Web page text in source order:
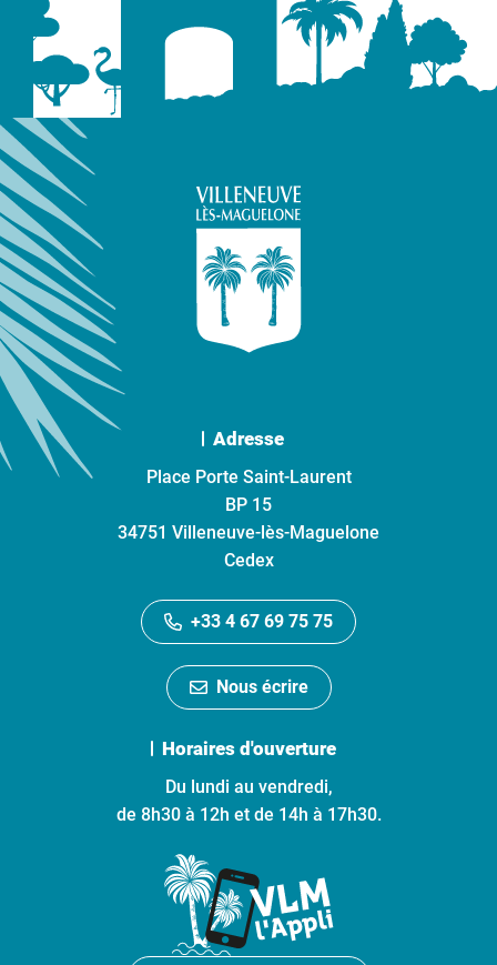
Adresse
Place Porte Saint-Laurent
BP 15
34751 Villeneuve-lès-Maguelone
Cedex
+33 4 67 69 75 75
Nous écrire
Horaires d'ouverture
Du lundi au vendredi,
de 8h30 à 12h et de 14h à 17h30.